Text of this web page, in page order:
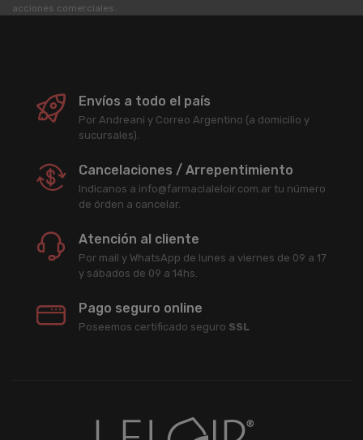
acciones comerciales.
Envíos a todo el país
Por Andreani y Correo Argentino (a domicilio y
sucursales).
Cancelaciones / Arrepentimiento
Indicanos a info@farmacialeloir.com.ar tu número
de órden a cancelar.
Atención al cliente
Por mail y WhatsApp de lunes a viernes de 09 a 17
y sábados de 09 a 14hs.
Pago seguro online
Poseemos certificado seguro SSL